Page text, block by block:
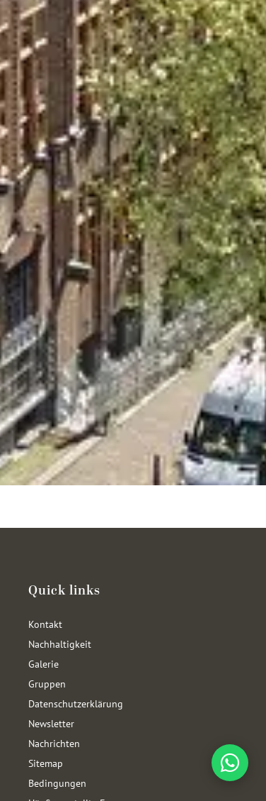
Quick links
Kontakt
Nachhaltigkeit
Galerie
Gruppen
Datenschutzerklärung
Newsletter
Nachrichten
Sitemap
Bedingungen